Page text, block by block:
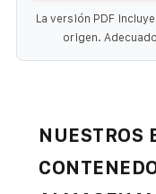
La versión PDF
origen.
NUESTROS